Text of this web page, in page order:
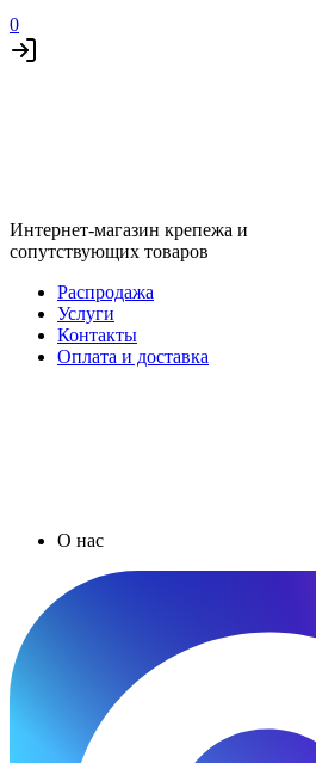
0
Интернет-магазин крепежа и
сопутствующих товаров
Распродажа
Услуги
Контакты
Оплата и доставка
О нас